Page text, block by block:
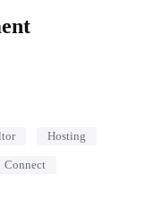
Hosting
Connect